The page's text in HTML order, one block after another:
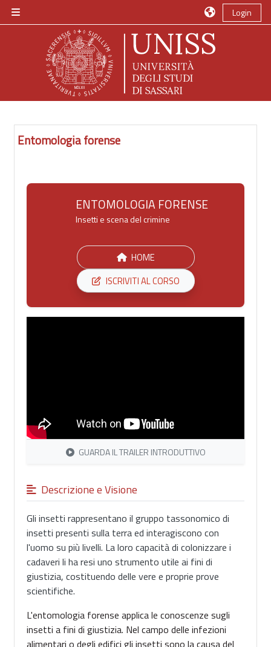
Vai al contenuto principale
Pannello laterale
Login
Entomologia forense
ENTOMOLOGIA FORENSE
Insetti e scena del crimine
HOME
ISCRIVITI AL CORSO
GUARDA IL TRAILER INTRODUTTIVO
Descrizione e Visione
Gli insetti rappresentano il gruppo tassonomico di
insetti presenti sulla terra ed interagiscono con
l'uomo su più livelli. La loro capacità di colonizzare i
cadaveri li ha resi uno strumento utile ai fini di
giustizia, costituendo delle vere e proprie prove
scientifiche.
L'entomologia forense applica le conoscenze sugli
insetti a fini di giustizia. Nel campo delle infezioni
alimentari o degli edifici gli insetti sono la causa del